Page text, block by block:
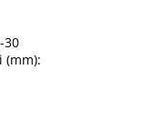
30
(mm):